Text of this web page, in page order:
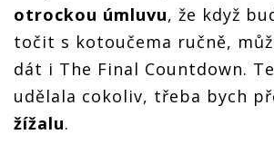
otrockou úmluvu, že když
točit s kotoučema ručně,
dát i The Final Countdown.
udělala cokoliv, třeba bych
žížalu.